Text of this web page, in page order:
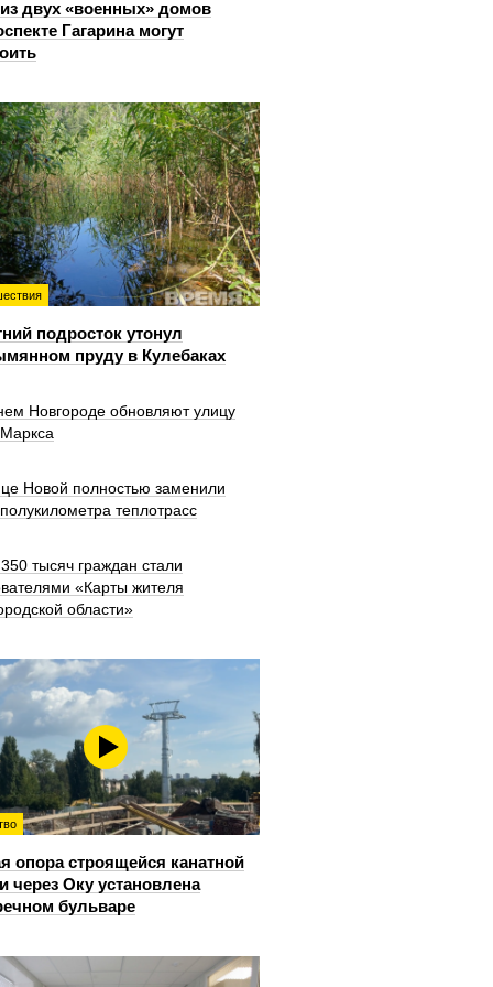
двух «военных» домов
Гагарина могут
подросток утонул
пруду в Кулебаках
Новгороде обновляют улицу
Новой полностью заменили
теплотрасс
тысяч граждан стали
«Карты жителя
области»
опора строящейся канатной
через Оку установлена
бульваре